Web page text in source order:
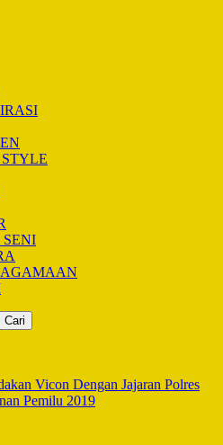
Vicon Dengan Jajaran Polres
Pemilu 2019